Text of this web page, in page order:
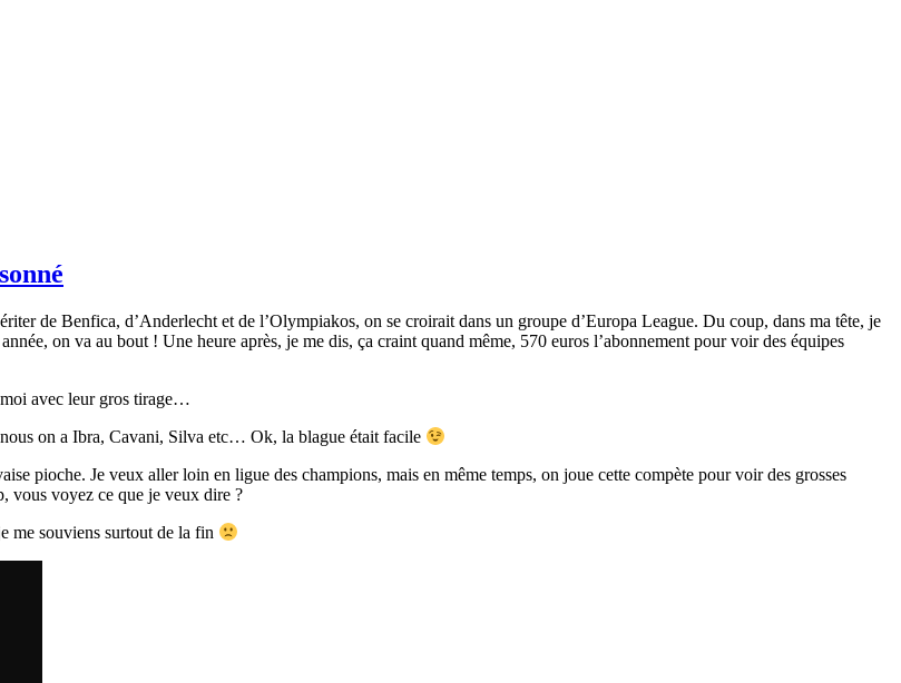
de Benfica, d’Anderlecht et de l’Olympiakos, on se croirait dans un groupe d’Europa League. Du coup, dans ma tête, je
on va au bout ! Une heure après, je me dis, ça craint quand même, 570 euros l’abonnement pour voir des équipes
moi avec leur gros tirage…
on a Ibra, Cavani, Silva etc… Ok, la blague était facile
pioche. Je veux aller loin en ligue des champions, mais en même temps, on joue cette compète pour voir des grosses
vous voyez ce que je veux dire ?
me souviens surtout de la fin